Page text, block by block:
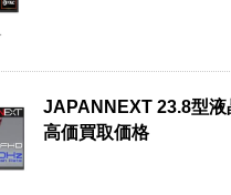
JAPANNEXT 23.8型液
高価買取価格